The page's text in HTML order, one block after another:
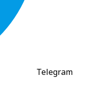
Telegram